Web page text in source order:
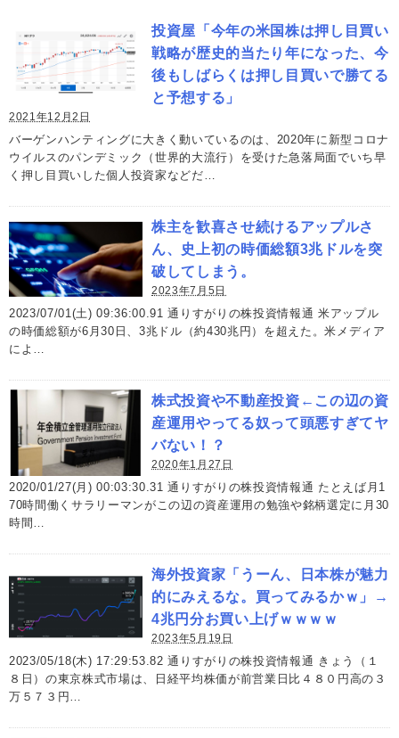
投資屋「今年の米国株は押し目買い
戦略が歴史的当たり年になった、今
後もしばらくは押し目買いで勝てる
と予想する」
2021年12月2日
バーゲンハンティングに大きく動いているのは、2020年に新型コロナ
ウイルスのパンデミック（世界的大流行）を受けた急落局面でいち早
く押し目買いした個人投資家などだ…
株主を歓喜させ続けるアップルさ
ん、史上初の時価総額3兆ドルを突
破してしまう。
2023年7月5日
2023/07/01(土) 09:36:00.91 通りすがりの株投資情報通 米アップル
の時価総額が6月30日、3兆ドル（約430兆円）を超えた。米メディア
によ…
株式投資や不動産投資←この辺の資
産運用やってる奴って頭悪すぎてヤ
バない！？
2020年1月27日
2020/01/27(月) 00:03:30.31 通りすがりの株投資情報通 たとえば月1
70時間働くサラリーマンがこの辺の資産運用の勉強や銘柄選定に月30
時間…
海外投資家「うーん、日本株が魅力
的にみえるな。買ってみるかｗ」→
4兆円分お買い上げｗｗｗｗ
2023年5月19日
2023/05/18(木) 17:29:53.82 通りすがりの株投資情報通 きょう（１
８日）の東京株式市場は、日経平均株価が前営業日比４８０円高の３
万５７３円…